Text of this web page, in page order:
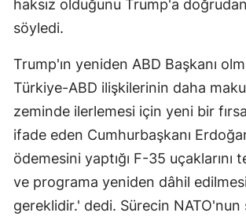
haksız olduğunu Trump'a
söyledi.
Trump'ın yeniden ABD Başkanı
Türkiye-ABD ilişkilerinin daha
zeminde ilerlemesi için yeni bir
ifade eden Cumhurbaşkanı
ödemesini yaptığı F-35 uçaklarını
ve programa yeniden dâhil
gereklidir.' dedi. Sürecin NATO'nun